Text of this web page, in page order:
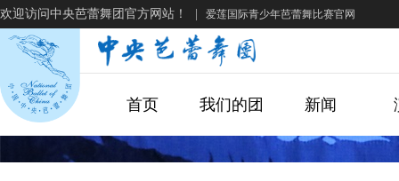
欢迎访问中央芭蕾舞团官方网站！ 爱莲国际青少年芭蕾舞比赛官网
首页 我们的团 新闻